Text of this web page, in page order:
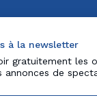
à la newsletter
gratuitement les
annonces de